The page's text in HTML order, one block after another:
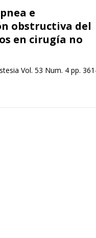
e
obstructiva del
en cirugía no
Vol. 53 Num. 4 pp.